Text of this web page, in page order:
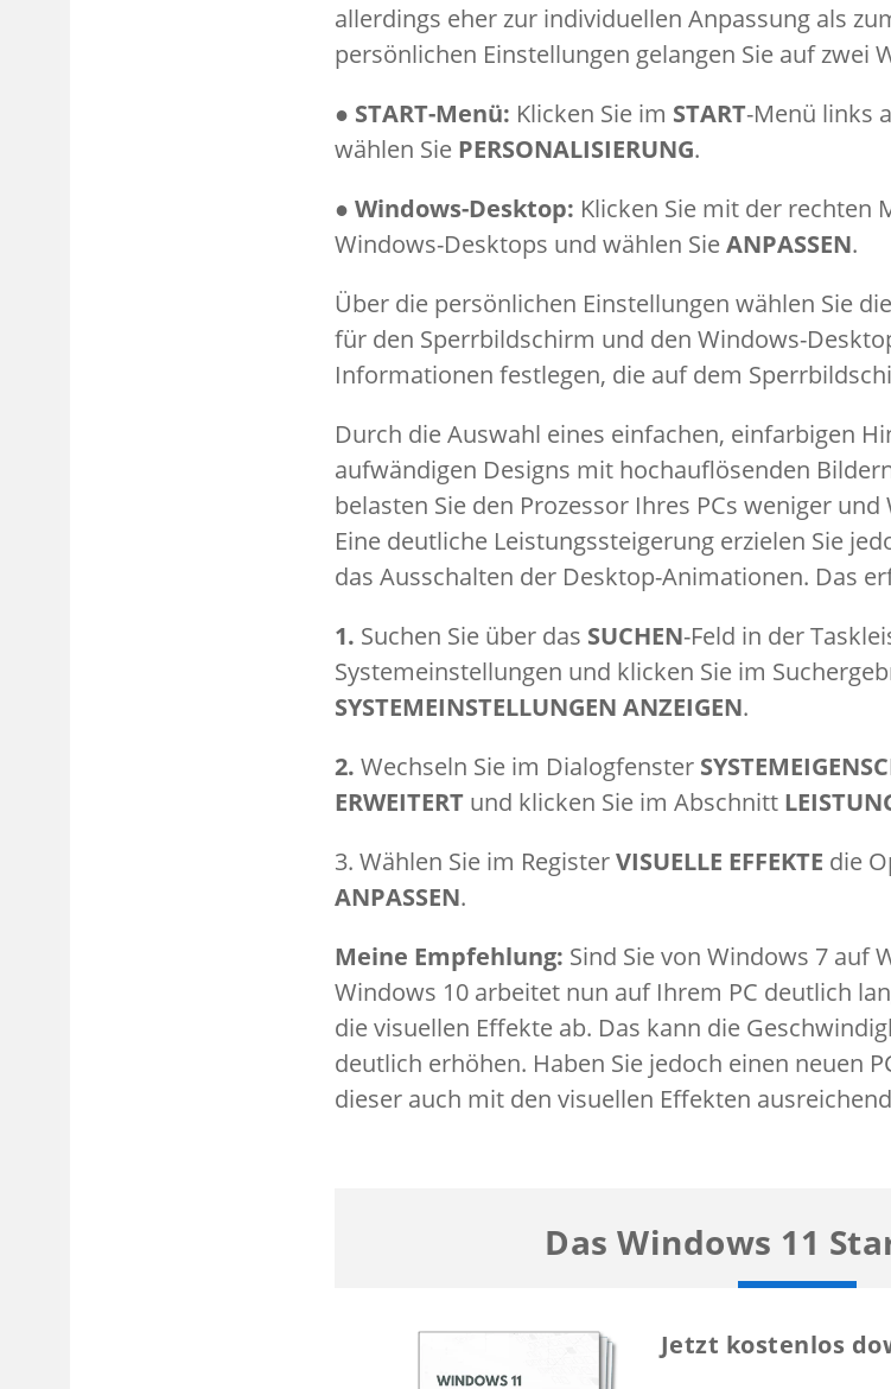
allerdings eher zur individuellen Anpassung als
persönlichen Einstellungen gelangen Sie auf zwei
● START-Menü: Klicken Sie im START-Menü links
wählen Sie PERSONALISIERUNG.
● Windows-Desktop: Klicken Sie mit der rechten
Windows-Desktops und wählen SieANPASSEN.
Über die persönlichen Einstellungen wählen Sie
für den Sperrbildschirm und den Windows-
Informationen festlegen, die auf dem
Durch die Auswahl eines einfachen, einfarbigen
aufwändigen Designs mit hochauflösenden
belasten Sie den Prozessor Ihres PCs weniger
Eine deutliche Leistungssteigerung erzielen Sie
das Ausschalten der Desktop-Animationen. Das
1. Suchen Sie über das SUCHEN-Feld in der
Systemeinstellungen und klicken Sie im
SYSTEMEINSTELLUNGEN ANZEIGEN.
2. Wechseln Sie im Dialogfenster
ERWEITERT und klicken Sie im Abschnitt
3. Wählen Sie im RegisterVISUELLE EFFEKTE die
ANPASSEN.
Meine Empfehlung: Sind Sie von Windows 7 auf
Windows 10 arbeitet nun auf Ihrem PC deutlich
die visuellen Effekte ab. Das kann die
deutlich erhöhen. Haben Sie jedoch einen neuen
dieser auch mit den visuellen Effekten